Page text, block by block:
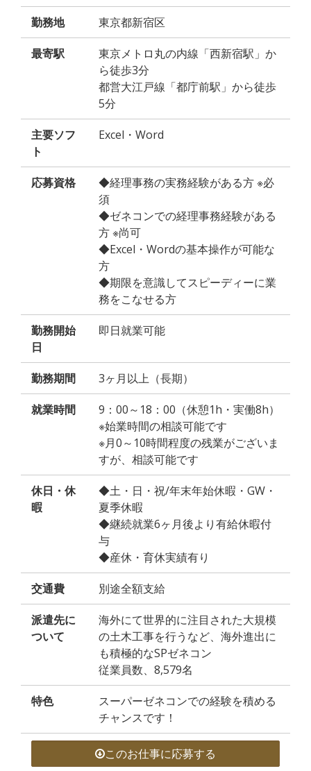
勤務地 東京都新宿区
最寄駅
東京メトロ丸の内線「西新宿駅」か
ら徒歩3分
都営大江戸線「都庁前駅」から徒歩
5分
主要ソフ
ト
Excel・Word
応募資格
◆経理事務の実務経験がある方 ※必
須
◆ゼネコンでの経理事務経験がある
方 ※尚可
◆Excel・Wordの基本操作が可能な
方
◆期限を意識してスピーディーに業
務をこなせる方
勤務開始
日
即日就業可能
勤務期間 3ヶ月以上（長期）
就業時間
9：00～18：00（休憩1h・実働8h）
※始業時間の相談可能です
※月0～10時間程度の残業がございま
すが、相談可能です
休日・休
暇
◆土・日・祝/年末年始休暇・GW・
夏季休暇
◆継続就業6ヶ月後より有給休暇付
与
◆産休・育休実績有り
交通費 別途全額支給
派遣先に
ついて
海外にて世界的に注目された大規模
の土木工事を行うなど、海外進出に
も積極的なSPゼネコン
従業員数、8,579名
特色
スーパーゼネコンでの経験を積める
チャンスです！
このお仕事に応募する